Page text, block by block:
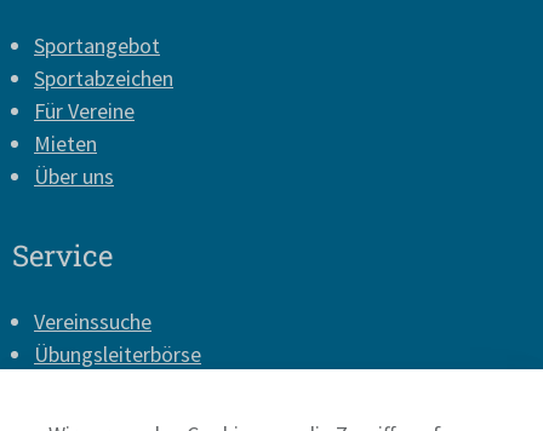
Sportangebot
Sportabzeichen
Für Vereine
Mieten
Über uns
Service
Vereinssuche
Übungsleiterbörse
Presse